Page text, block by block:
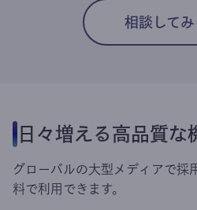
相談してみ
日々増える高品質な
グローバルの大型メディアで採
料で利用できます。